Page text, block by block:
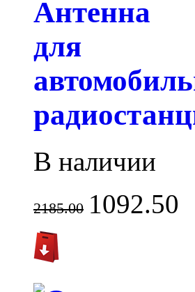
Антенна
для
В наличии
2185.00 1092.50